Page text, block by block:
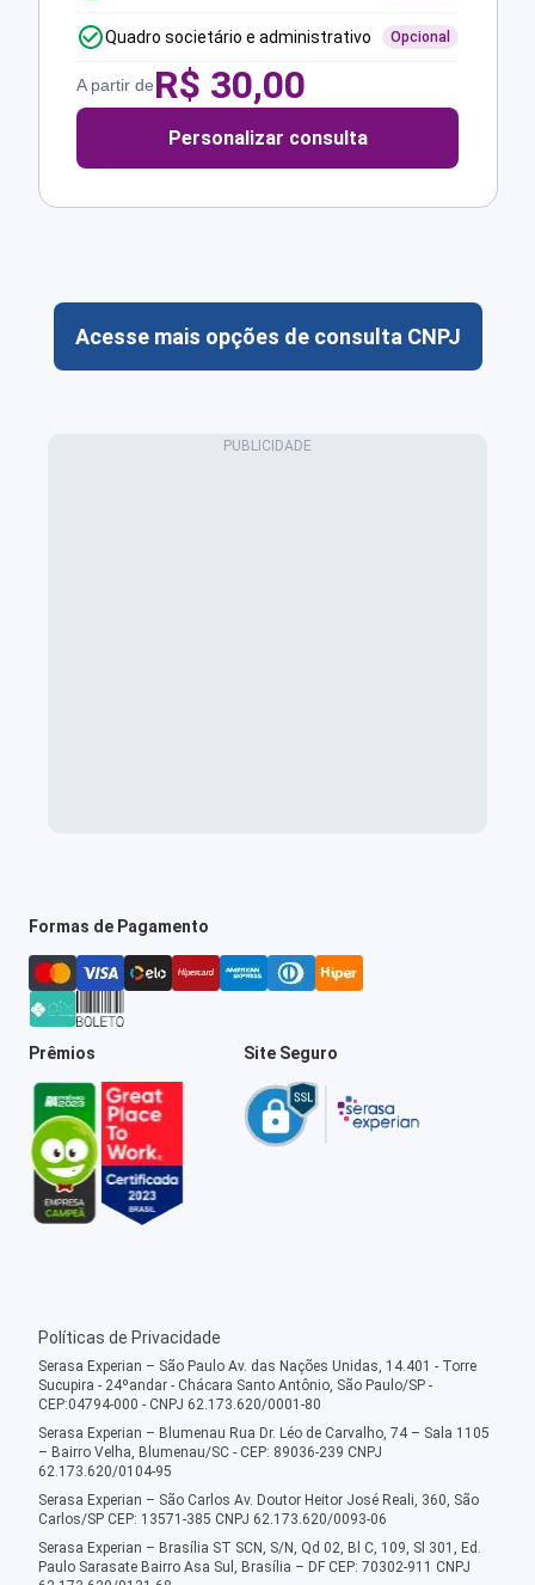
Quadro societário e administrativo Opcional
A partir deR$ 30,00
Personalizar consulta
Acesse mais opções de consulta CNPJ
Formas de Pagamento
Prêmios Site Seguro
Políticas de Privacidade
Serasa Experian – São Paulo Av. das Nações Unidas, 14.401 - Torre
Sucupira - 24ºandar - Chácara Santo Antônio, São Paulo/SP -
CEP:04794-000 - CNPJ 62.173.620/0001-80
Serasa Experian – Blumenau Rua Dr. Léo de Carvalho, 74 – Sala 1105
– Bairro Velha, Blumenau/SC - CEP: 89036-239 CNPJ
62.173.620/0104-95
Serasa Experian – São Carlos Av. Doutor Heitor José Reali, 360, São
Carlos/SP CEP: 13571-385 CNPJ 62.173.620/0093-06
Serasa Experian – Brasília ST SCN, S/N, Qd 02, Bl C, 109, Sl 301, Ed.
Paulo Sarasate Bairro Asa Sul, Brasília – DF CEP: 70302-911 CNPJ